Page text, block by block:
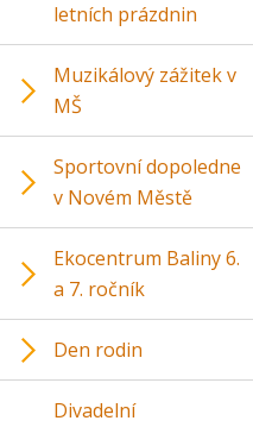
letních prázdnin
Muzikálový zážitek v
MŠ
Sportovní dopoledne
v Novém Městě
Ekocentrum Baliny 6.
a 7. ročník
Den rodin
Divadelní